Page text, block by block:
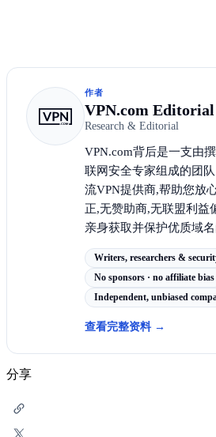
作者
VPN.com Editorial
Research & Editorial
VPN.com背后是一支由
联网安全专家组成的团
流VPN提供商,帮助您
正,无赞助商,无联盟利益
亲身获取并保护优质域名
Writers, researchers &
No sponsors · no affiliate bias
Independent, unbiased
查看完整资料 →
分享